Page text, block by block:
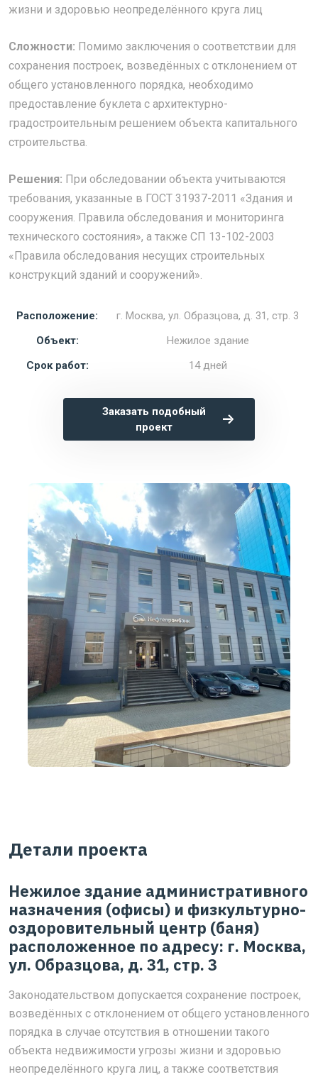
жизни и здоровью неопределённого круга лиц
Сложности: Помимо заключения о соответствии для
сохранения построек, возведённых с отклонением от
общего установленного порядка, необходимо
предоставление буклета с архитектурно-
градостроительным решением объекта капитального
строительства.
Решения: При обследовании объекта учитываются
требования, указанные в ГОСТ 31937-2011 «Здания и
сооружения. Правила обследования и мониторинга
технического состояния», а также СП 13-102-2003
«Правила обследования несущих строительных
конструкций зданий и сооружений».
Расположение:
г. Москва, ул. Образцова, д. 31, стр. 3
Объект:
Нежилое здание
Срок работ:
14 дней
Заказать подобный
проект
Детали проекта
Нежилое здание административного
назначения (офисы) и физкультурно-
оздоровительный центр (баня)
расположенное по адресу: г. Москва,
ул. Образцова, д. 31, стр. 3
Законодательством допускается сохранение построек,
возведённых с отклонением от общего установленного
порядка в случае отсутствия в отношении такого
объекта недвижимости угрозы жизни и здоровью
неопределённого круга лиц, а также соответствия